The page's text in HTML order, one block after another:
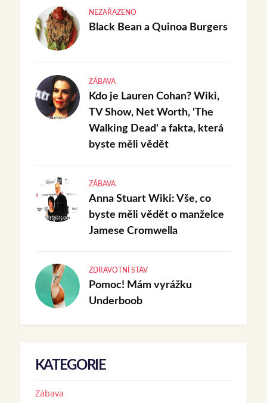
NEZAŘAZENO
Black Bean a Quinoa Burgers
ZÁBAVA
Kdo je Lauren Cohan? Wiki,
TV Show, Net Worth, 'The
Walking Dead' a fakta, která
byste měli vědět
ZÁBAVA
Anna Stuart Wiki: Vše, co
byste měli vědět o manželce
Jamese Cromwella
ZDRAVOTNÍ STAV
Pomoc! Mám vyrážku
Underboob
KATEGORIE
Zábava